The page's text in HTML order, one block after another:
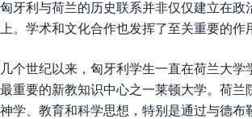
匈牙利与荷兰的历史联系并非仅仅建立在政
上。学术和文化合作也发挥了至关重要的作
几个世纪以来，匈牙利学生一直在荷兰大学
最重要的新教知识中心之一莱顿大学。荷兰
神学、教育和科学思想，特别是通过与德布